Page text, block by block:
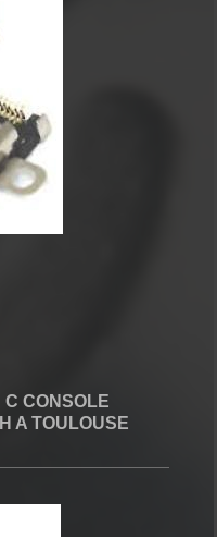
CONSOLE
A TOULOUSE